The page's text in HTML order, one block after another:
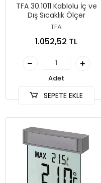
TFA 30.1011 Kablolu İç ve
Dış Sıcaklık Ölçer
TFA
1.052,52 TL
Adet
SEPETE EKLE